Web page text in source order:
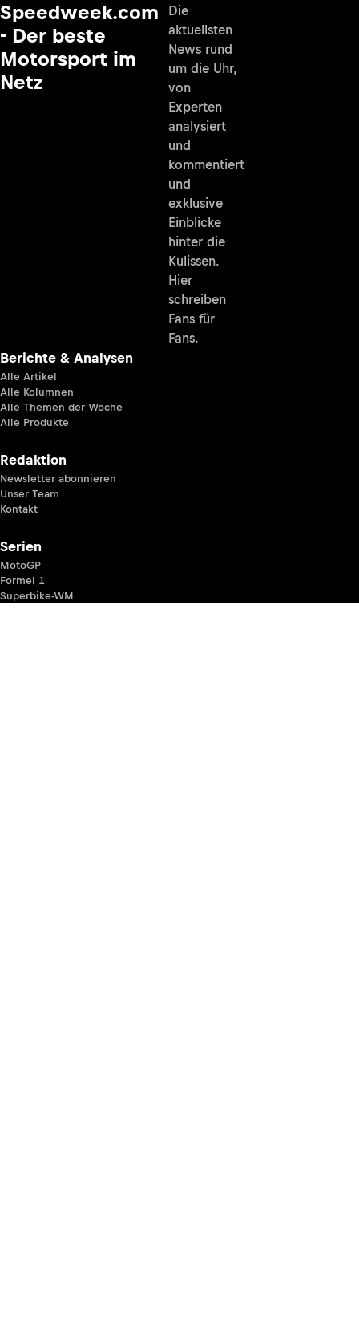
Speedweek.com
- Der beste
Motorsport im
Netz
Die
aktuellsten
News rund
um die Uhr,
von
Experten
analysiert
und
kommentiert
und
exklusive
Einblicke
hinter die
Kulissen.
Hier
schreiben
Fans für
Fans.
Berichte & Analysen
Alle Artikel
Alle Kolumnen
Alle Themen der Woche
Alle Produkte
Redaktion
Newsletter abonnieren
Unser Team
Kontakt
Serien
MotoGP
Formel 1
Superbike-WM